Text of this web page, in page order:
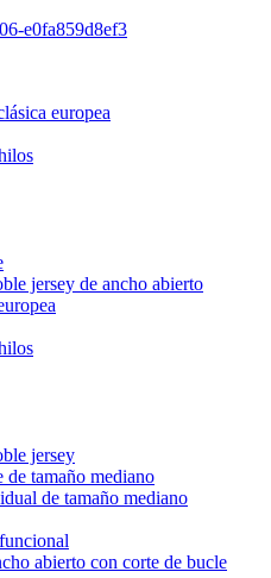
europea
jersey de ancho abierto
jersey
de tamaño mediano
de tamaño mediano
abierto con corte de bucle